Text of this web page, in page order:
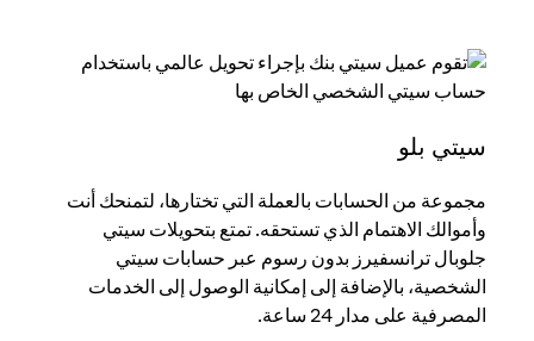
سيتي بلو
مجموعة من الحسابات بالعملة التي تختارها، لتمنحك أنت
وأموالك الاهتمام الذي تستحقه. تمتع بتحويلات سيتي
جلوبال ترانسفيرز بدون رسوم عبر حسابات سيتي
الشخصية، بالإضافة إلى إمكانية الوصول إلى الخدمات
المصرفية على مدار 24 ساعة.